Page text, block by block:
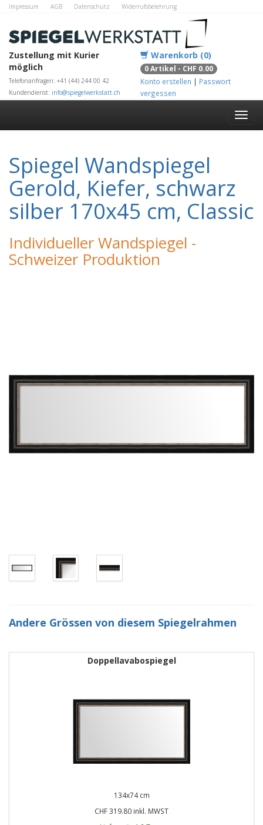
Impressum AGB Datenschutz
Widerrufsbelehrung
Zustellung mit Kurier
möglich
Telefonanfragen: +41 (44) 244 00 42
Kundendienst: info@spiegelwerkstatt.ch
Warenkorb (0)
0 Artikel - CHF 0.00
Konto erstellen | Passwort
vergessen
Spiegel Wandspiegel
Gerold, Kiefer, schwarz
silber 170x45 cm, Classic
Individueller Wandspiegel -
Schweizer Produktion
Andere Grössen von diesem Spiegelrahmen
Doppellavabospiegel
134x74 cm
CHF 319.80 inkl. MWST